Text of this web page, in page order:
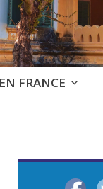
FRANCE